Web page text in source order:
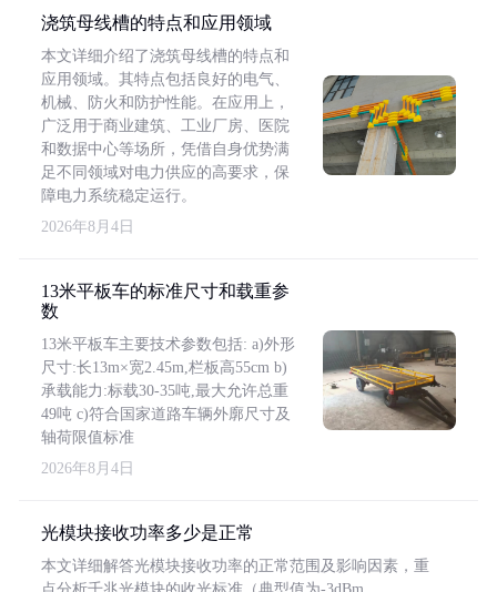
浇筑母线槽的特点和应用领域
本文详细介绍了浇筑母线槽的特点和
应用领域。其特点包括良好的电气、
机械、防火和防护性能。在应用上，
广泛用于商业建筑、工业厂房、医院
和数据中心等场所，凭借自身优势满
足不同领域对电力供应的高要求，保
障电力系统稳定运行。
2026年8月4日
13米平板车的标准尺寸和载重参
数
13米平板车主要技术参数包括: a)外形
尺寸:长13m×宽2.45m,栏板高55cm b)
承载能力:标载30-35吨,最大允许总重
49吨 c)符合国家道路车辆外廓尺寸及
轴荷限值标准
2026年8月4日
光模块接收功率多少是正常
本文详细解答光模块接收功率的正常范围及影响因素，重